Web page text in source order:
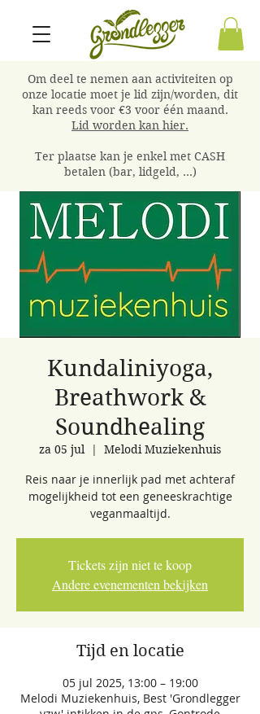
Om deel te nemen aan activiteiten op
onze locatie moet je lid zijn/worden, dit
kan reeds voor €3 voor één maand.
Lid worden kan hier.
Ter plaatse kan je enkel met CASH
betalen (bar, lidgeld, ...)
Kundaliniyoga,
Breathwork &
Soundhealing
za 05 jul
  |
Melodi Muziekenhuis
Reis naar je innerlijk pad met achteraf
mogelijkheid tot een geneeskrachtige
veganmaaltijd.
Tickets zijn niet te koop
Andere evenementen bekijken
Tijd en locatie
05 jul 2025, 13:00 – 19:00
Melodi Muziekenhuis, Best 'Grondlegger